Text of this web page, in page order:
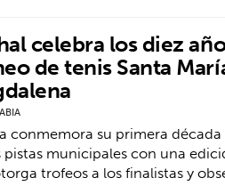
celebra los diez
de tenis Santa
conmemora su primera
pistas municipales con una
trofeos a los finalistas y